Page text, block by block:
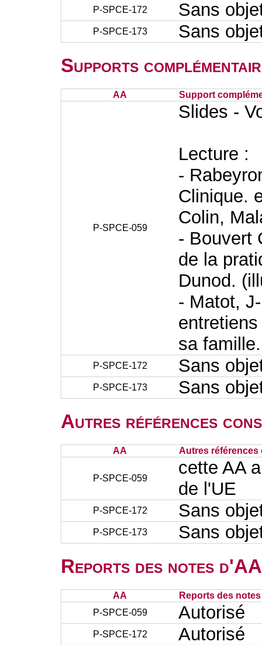
P-SPCE-172 Sans
P-SPCE-173 Sans
Supports
AA Support
P-SPCE-059
Slides -
Lecture :
-
Clinique.
Colin,
- Bouvert
de la
Dunod.
- Matot,
sa
P-SPCE-172 Sans
P-SPCE-173 Sans
Autres références
AA Autres références
P-SPCE-059
cette AA
de l'UE
P-SPCE-172 Sans
P-SPCE-173 Sans
Reports des notes
AA
Reports des
P-SPCE-059
Autorisé
P-SPCE-172 Autorisé